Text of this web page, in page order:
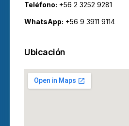
Teléfono: +56 2 3252 9281
WhatsApp: +56 9 3911 9114
Ubicación